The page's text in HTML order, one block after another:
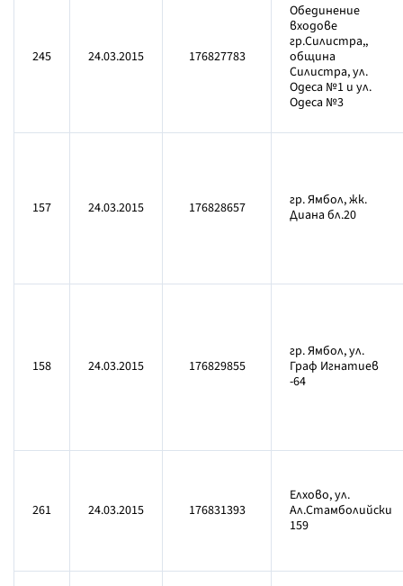
245 24.03.2015 176827783
Обединение
входове
гр.Силистра,,
община
Силистра, ул.
Одеса №1 и ул.
Одеса №3
157 24.03.2015 176828657
гр. Ямбол, жк.
Диана бл.20
158 24.03.2015 176829855
гр. Ямбол, ул.
Граф Игнатиев
-64
261 24.03.2015 176831393
Елхово, ул.
Ал.Стамболийски
159